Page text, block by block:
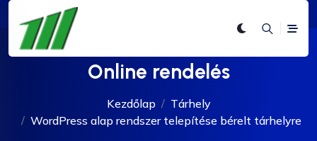
Online rendelés
Kezdőlap
Tárhely
WordPress alap rendszer telepítése bérelt tárhelyre